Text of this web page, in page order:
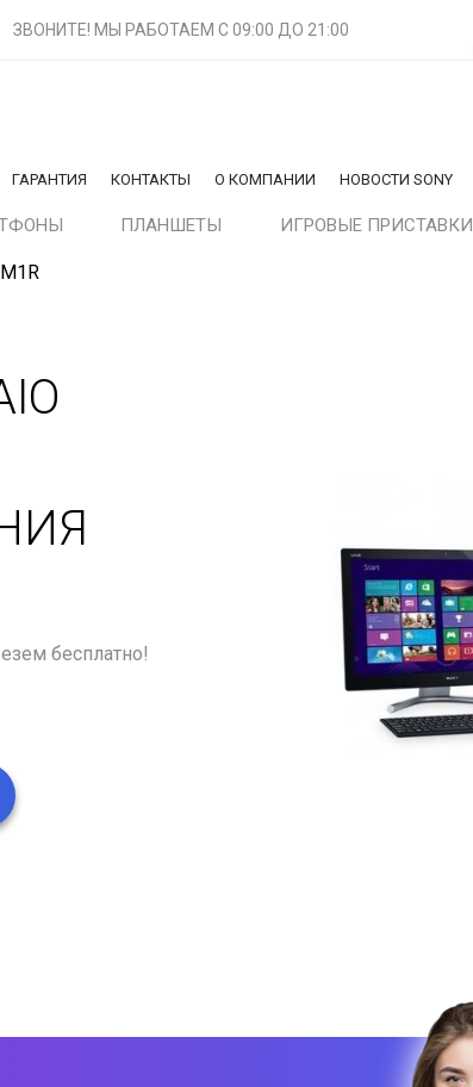
ЗВОНИТЕ! МЫ РАБОТАЕМ С 09:00 ДО 21:00
ГАРАНТИЯ КОНТАКТЫ О КОМПАНИИ НОВОСТИ SONY
ПЛАНШЕТЫ ИГРОВЫЕ ПРИСТАВКИ
бесплатно!